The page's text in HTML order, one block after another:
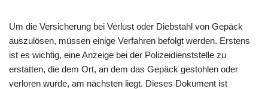
Um die Versicherung bei Verlust oder Diebstahl von Gepäck
auszulösen, müssen einige Verfahren befolgt werden. Erstens
ist es wichtig, eine Anzeige bei der Polizeidienststelle zu
erstatten, die dem Ort, an dem das Gepäck gestohlen oder
verloren wurde, am nächsten liegt. Dieses Dokument ist